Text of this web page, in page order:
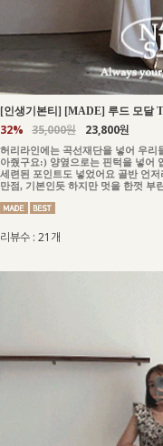
[인생기본티] [MADE] 루드 모달
32% 35,000원 23,800원
허리라인에는 곡선재단을 넣어 우리
아줬구요:) 양옆으로는 핀턱을 넣어
세련된 포인트도 넣었어요 골반 언
만점, 기본인듯 하지만 멋을 한껏 부
리뷰수 : 21개